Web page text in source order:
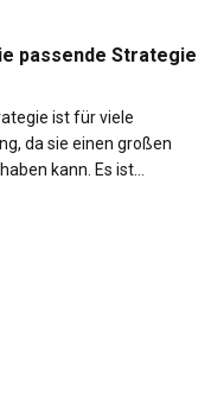
passende Strategie
ist für viele
da sie einen großen
kann. Es ist…